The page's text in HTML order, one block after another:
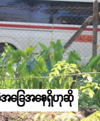
ြေအနေရှိဟုဆို